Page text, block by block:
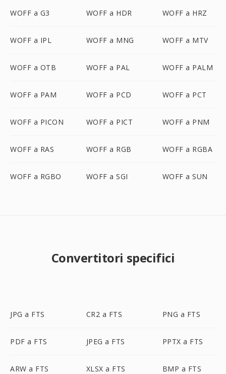
WOFF a G3 WOFF a HDR WOFF a HRZ
WOFF a IPL WOFF a MNG WOFF a MTV
WOFF a OTB WOFF a PAL WOFF a PALM
WOFF a PAM WOFF a PCD WOFF a PCT
WOFF a PICON WOFF a PICT WOFF a PNM
WOFF a RAS WOFF a RGB WOFF a RGBA
WOFF a RGBO WOFF a SGI WOFF a SUN
Convertitori specifici
JPG a FTS CR2 a FTS PNG a FTS
PDF a FTS JPEG a FTS PPTX a FTS
ARW a FTS XLSX a FTS BMP a FTS